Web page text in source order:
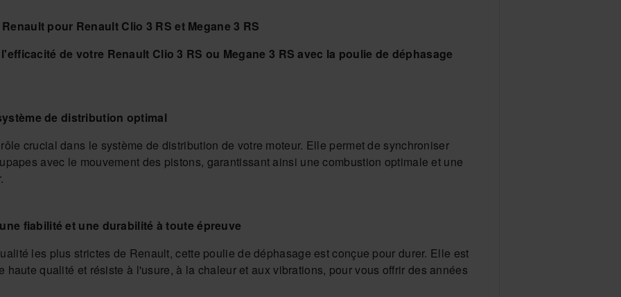
pour Renault Clio 3 RS et Megane 3 RS
de votre Renault Clio 3 RS ou Megane 3 RS avec la poulie de déphasage
de distribution optimal
crucial dans le système de distribution de votre moteur. Elle permet de synchroniser
avec le mouvement des pistons, garantissant ainsi une combustion optimale et une
fiabilité et une durabilité à toute épreuve
les plus strictes de Renault, cette poulie de déphasage est conçue pour durer. Elle est
haute qualité et résiste à l'usure, à la chaleur et aux vibrations, pour vous offrir des années